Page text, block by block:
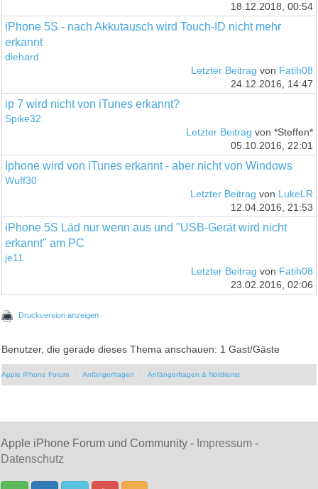
18.12.2018, 00:54
iPhone 5S - nach Akkutausch wird Touch-ID nicht mehr
erkannt
diehard
Letzter Beitrag von Fatih08
24.12.2016, 14:47
ip 7 wird nicht von iTunes erkannt?
Spike32
Letzter Beitrag von *Steffen*
05.10.2016, 22:01
Iphone wird von iTunes erkannt - aber nicht von Windows
Wuff30
Letzter Beitrag von LukeLR
12.04.2016, 21:53
iPhone 5S Läd nur wenn aus und "USB-Gerät wird nicht
erkannt" am PC
je11
Letzter Beitrag von Fatih08
23.02.2016, 02:06
Druckversion anzeigen
Benutzer, die gerade dieses Thema anschauen: 1 Gast/Gäste
Apple iPhone Forum Anfängerfragen Anfängerfragen & Notdienst
Apple iPhone Forum und Community - Impressum -
Datenschutz